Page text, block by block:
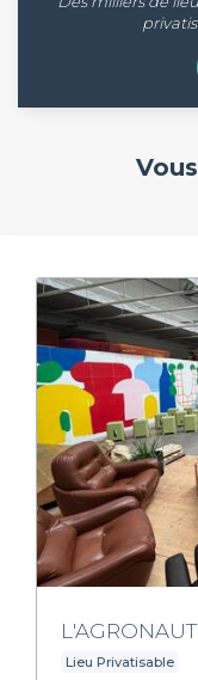
Lieu Privatisable